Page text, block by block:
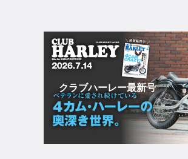
クラブハーレー最新号